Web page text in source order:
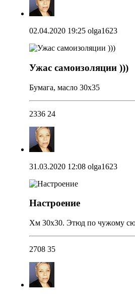
02.04.2020 19:25 olga1623
Ужас самоизоляции )))
Бумага, масло 30х35
2336 24
31.03.2020 12:08 olga1623
Настроение
Хм 30х30. Этюд по чужому
2708 35